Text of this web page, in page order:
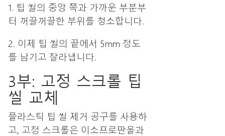
1. 팁 씰의 중앙 쪽과 가까운 부분부
터 꺼끌꺼끌한 부위를 청소합니다.
2. 이제 팁 씰의 끝에서 5mm 정도
를 남기고 잘라냅니다.
3부: 고정 스크롤 팁
씰 교체
플라스틱 팁 씰 제거 공구를 사용하
고, 고정 스크롤은 이소프로판올과